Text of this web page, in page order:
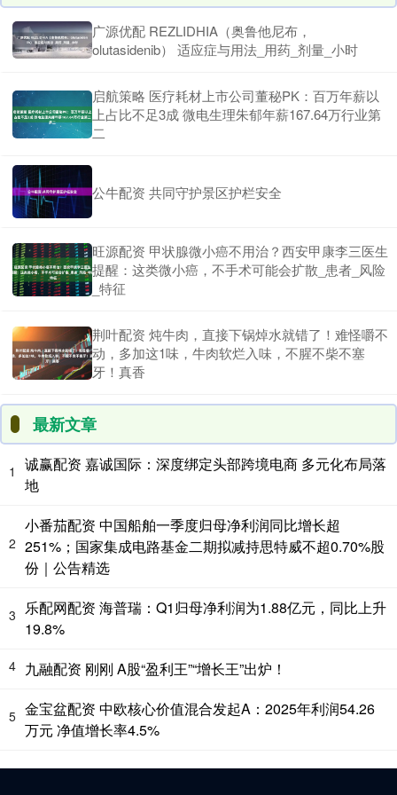
广源优配 REZLIDHIA（奥鲁他尼布，
olutasidenib） 适应症与用法_用药_剂量_小时
启航策略 医疗耗材上市公司董秘PK：百万年薪以
上占比不足3成 微电生理朱郁年薪167.64万行业第
二
公牛配资 共同守护景区护栏安全
旺源配资 甲状腺微小癌不用治？西安甲康李三医生
提醒：这类微小癌，不手术可能会扩散_患者_风险
_特征
荆叶配资 炖牛肉，直接下锅焯水就错了！难怪嚼不
动，多加这1味，牛肉软烂入味，不腥不柴不塞
牙！真香
最新文章
1
诚赢配资 嘉诚国际：深度绑定头部跨境电商 多元化布局落
地
2
小番茄配资 中国船舶一季度归母净利润同比增长超
251%；国家集成电路基金二期拟减持思特威不超0.70%股
份｜公告精选
3 乐配网配资 海普瑞：Q1归母净利润为1.88亿元，同比上升
19.8%
4 九融配资 刚刚 A股“盈利王”“增长王”出炉！
5 金宝盆配资 中欧核心价值混合发起A：2025年利润54.26
万元 净值增长率4.5%